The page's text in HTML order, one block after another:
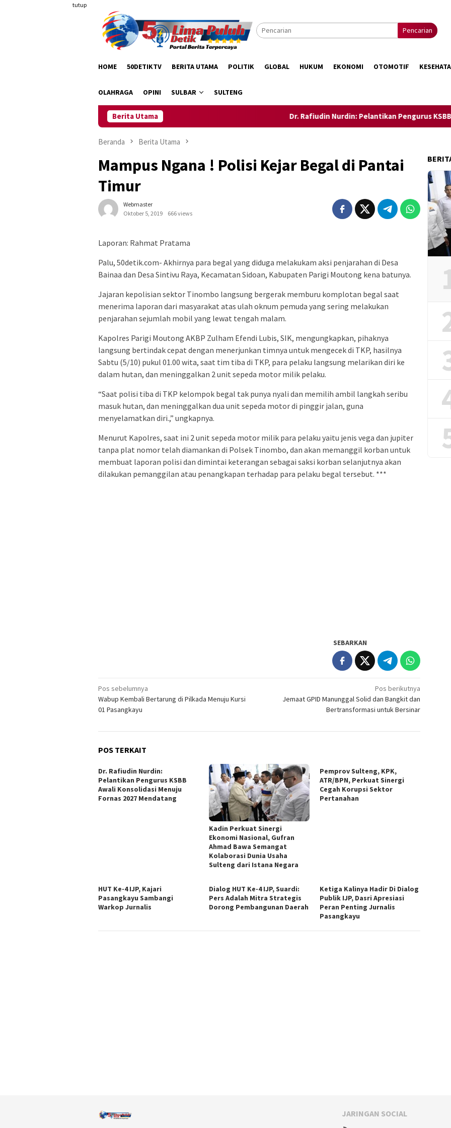
tutup
Pencarian
HOME 50DETIKTV BERITA UTAMA POLITIK GLOBAL HUKUM EKONOMI OTOMOTIF
OLAHRAGA OPINI SULBAR SULTENG
Berita Utama Dr. Rafiudin Nurdin: Pelantikan Pengurus KSBB Awali
Beranda Berita Utama
Mampus Ngana ! Polisi Kejar Begal di Pantai
Timur
Webmaster
Oktober 5, 2019
666 views
Laporan: Rahmat Pratama
Palu, 50detik.com- Akhirnya para begal yang diduga melakukam aksi penjarahan di Desa
Bainaa dan Desa Sintivu Raya, Kecamatan Sidoan, Kabupaten Parigi Moutong kena batunya.
Jajaran kepolisian sektor Tinombo langsung bergerak memburu komplotan begal saat
menerima laporan dari masyarakat atas ulah oknum pemuda yang sering melakukan
penjarahan sejumlah mobil yang lewat tengah malam.
Kapolres Parigi Moutong AKBP Zulham Efendi Lubis, SIK, mengungkapkan, pihaknya
langsung bertindak cepat dengan menerjunkan timnya untuk mengecek di TKP, hasilnya
Sabtu (5/10) pukul 01.00 wita, saat tim tiba di TKP, para pelaku langsung melarikan diri ke
dalam hutan, dan meninggalkan 2 unit sepeda motor milik pelaku.
“Saat polisi tiba di TKP kelompok begal tak punya nyali dan memilih ambil langkah seribu
masuk hutan, dan meninggalkan dua unit sepeda motor di pinggir jalan, guna
menyelamatkan diri.,” ungkapnya.
Menurut Kapolres, saat ini 2 unit sepeda motor milik para pelaku yaitu jenis vega dan jupiter
tanpa plat nomor telah diamankan di Polsek Tinombo, dan akan memanggil korban untuk
membuat laporan polisi dan dimintai keterangan sebagai saksi korban selanjutnya akan
dilakukan pemanggilan atau penangkapan terhadap para pelaku begal tersebut. ***
SEBARKAN
Navigasi
pos
Pos sebelumnya
Wabup Kembali Bertarung di Pilkada Menuju Kursi
01 Pasangkayu
Pos berikutnya
Jemaat GPID Manunggal Solid dan Bangkit dan
Bertransformasi untuk Bersinar
POS TERKAIT
Dr. Rafiudin Nurdin:
Pelantikan Pengurus KSBB
Awali Konsolidasi Menuju
Fornas 2027 Mendatang
Kadin Perkuat Sinergi
Ekonomi Nasional, Gufran
Ahmad Bawa Semangat
Kolaborasi Dunia Usaha
Sulteng dari Istana Negara
Pemprov Sulteng, KPK,
ATR/BPN, Perkuat Sinergi
Cegah Korupsi Sektor
Pertanahan
HUT Ke-4 IJP, Kajari
Pasangkayu Sambangi
Warkop Jurnalis
Dialog HUT Ke-4 IJP, Suardi:
Pers Adalah Mitra Strategis
Dorong Pembangunan Daerah
Ketiga Kalinya Hadir Di Dialog
Publik IJP, Dasri Apresiasi
Peran Penting Jurnalis
Pasangkayu
JARINGAN SOCIAL